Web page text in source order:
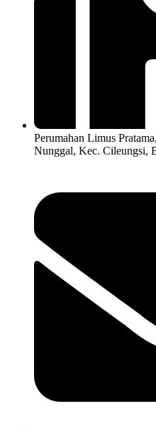
Perumahan Limus
Nunggal, Kec. Cileungsi,